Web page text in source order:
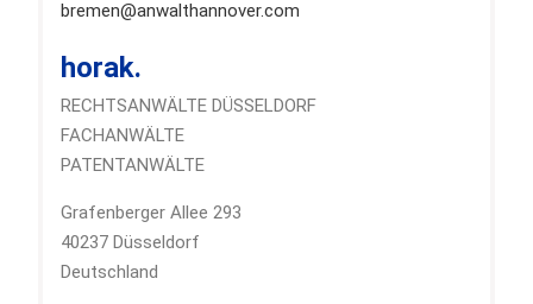
bremen@anwalthannover.com
horak.
RECHTSANWÄLTE DÜSSELDORF
FACHANWÄLTE
PATENTANWÄLTE
Grafenberger Allee 293
40237 Düsseldorf
Deutschland